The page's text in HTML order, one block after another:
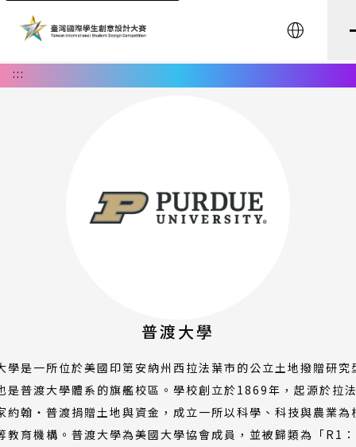
English
:::
普渡大學
學是一所位於美國印第安納州西拉法葉市的公立土地撥贈研究
是普渡大學體系的旗艦校區。學校創立於1869年，起源於拉
約翰・普渡捐贈土地與資金，成立一所以科學、科技與農業為
教育機構。普渡大學為美國大學協會成員，並被歸類為「R1